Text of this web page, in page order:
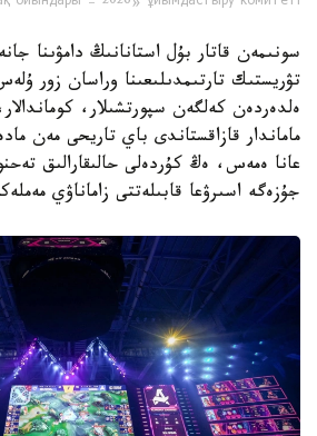
سونىمەن قاتار بۇل استانانىڭ دامۋىنا
تۋريستىك تارتىمدىلىعىنا وراسان زور
ەلدەردەن كەلگەن سپورتشىلار،
ماماندار قازاقستاندى باي تاريحى مەن
عانا ەمەس، ەڭ كۇردەلى حالىقارالىق
جۇزەگە اسىرۋعا قابىلەتتى زاماناۋي